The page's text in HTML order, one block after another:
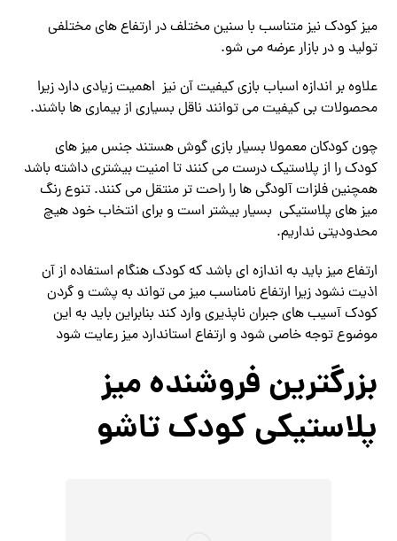
میز کودک نیز متناسب با سنین مختلف در ارتفاع های مختلفی
تولید و در بازار عرضه می شو.
علاوه بر اندازه اسباب بازی کیفیت آن نیز اهمیت زیادی دارد زیرا
محصولات بی کیفیت می توانند ناقل بسیاری از بیماری ها باشند.
چون کودکان معمولا بسیار بازی گوش هستند جنس میز های
کودک را از پلاستیک درست می کنند تا امنیت بیشتری داشته باشد
همچنین فلزات آلودگی ها را راحت تر منتقل می کنند. تنوع رنگ
میز های پلاستیکی بسیار بیشتر است و برای انتخاب خود هیچ
محدودیتی نداریم.
ارتفاع میز باید به اندازه ای باشد که کودک هنگام استفاده از آن
اذیت نشود زیرا ارتفاع نامناسب میز می تواند به پشت و گردن
کودک آسیب های جبران ناپذیری وارد کند بنابراین باید به این
موضوع توجه خاصی شود و ارتفاع استاندارد میز رعایت شود
بزرگترین فروشنده میز
پلاستیکی کودک تاشو